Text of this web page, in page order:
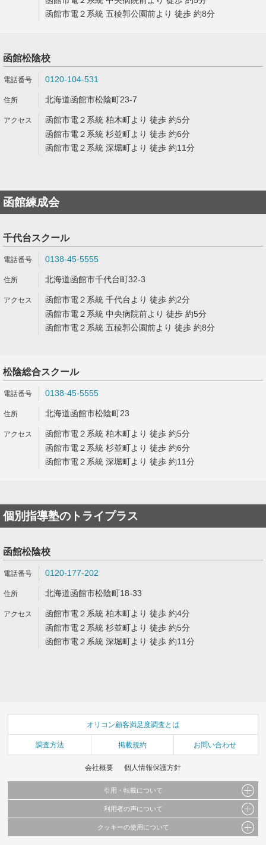
函館市電２系統 五稜郭公園前より 徒歩 約8分
函館松陰校
0120-104-531
北海道函館市松陰町23-7
函館市電２系統 柏木町より 徒歩 約5分
函館市電２系統 杉並町より 徒歩 約6分
函館市電２系統 深堀町より 徒歩 約11分
函館練成会
千代台スクール
0138-45-5555
北海道函館市千代台町32-3
函館市電２系統 千代台より 徒歩 約2分
函館市電２系統 中央病院前より 徒歩 約5分
函館市電２系統 五稜郭公園前より 徒歩 約8分
松陰総合スクール
0138-45-5555
北海道函館市松陰町23
函館市電２系統 柏木町より 徒歩 約5分
函館市電２系統 杉並町より 徒歩 約6分
函館市電２系統 深堀町より 徒歩 約11分
個別指導塾のトライプラス
函館松陰校
0120-177-202
北海道函館市松陰町18-33
函館市電２系統 柏木町より 徒歩 約4分
函館市電２系統 杉並町より 徒歩 約5分
函館市電２系統 深堀町より 徒歩 約11分
オリコン顧客満足度調査とは
調査方法 掲載規約 お問い合わせ
会社概要 個人情報保護方針
引用・転載について
当サイトで公開されている情報（文字、写真、イラスト、画像データ等）及びこれらの配
これらの情報を権利者の許可なく無断転載・複製などの二次利用を行うことは固く禁じて
利用者の声について
当サイトに掲載している内容はすべてサービスの利用者が提出された見解・感想です。
クッキーの使用について